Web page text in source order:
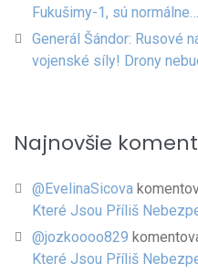
Fukušimy-1, sú
Generál Šándor: Rusové
vojenské síly! Drony
Najnovšie
@EvelinaSicova
Které Jsou Příliš
@jozkoooo829
Které Jsou Příliš